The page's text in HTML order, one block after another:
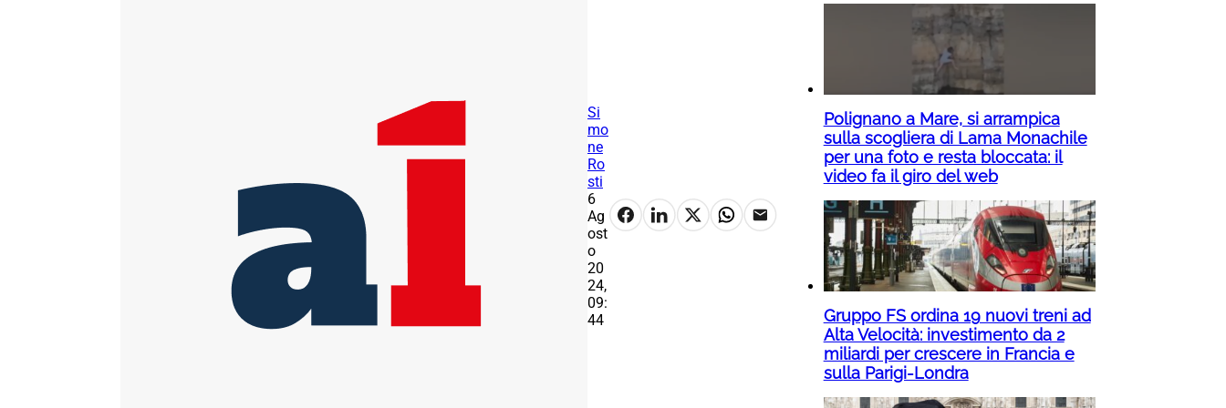
Si
mo
ne
Ro
sti
6
Ag
ost
o
20
24,
09:
44
Polignano a Mare, si arrampica
sulla scogliera di Lama Monachile
per una foto e resta bloccata: il
video fa il giro del web
Gruppo FS ordina 19 nuovi treni ad
Alta Velocità: investimento da 2
miliardi per crescere in Francia e
sulla Parigi-Londra